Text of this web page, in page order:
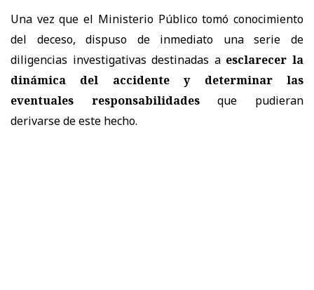
Una vez que el Ministerio Público tomó conocimiento
del deceso, dispuso de inmediato una serie de
diligencias investigativas destinadas a esclarecer la
dinámica del accidente
y determinar las
eventuales responsabilidadesque pudieran
derivarse de este hecho.